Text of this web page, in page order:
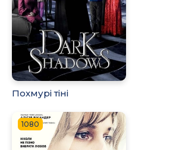
Похмурі тіні
1080